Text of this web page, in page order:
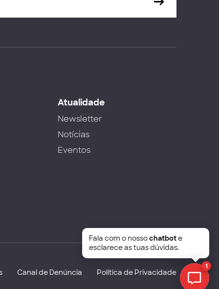
Atualidade
Newsletter
Notícias
Eventos
Canal de Denúncia Política de Privacidade
1
Fala com o nossochatbote
esclarece as tuas dúvidas.